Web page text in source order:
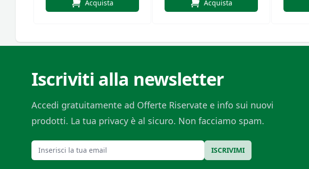
Acquista Acquista
Iscriviti alla newsletter
Accedi gratuitamente ad Offerte Riservate e info sui nuovi
prodotti. La tua privacy è al sicuro. Non facciamo spam.
Email ISCRIVIMI